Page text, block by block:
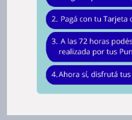
1 filtro de cartucho
Elimina todos los